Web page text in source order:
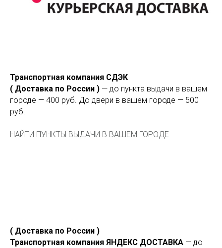
Транспортная компания СДЭК
( Доставка по России ) — до пункта выдачи в вашем
городе — 400 руб. До двери в вашем городе — 500
руб.
НАЙТИ ПУНКТЫ ВЫДАЧИ В ВАШЕМ ГОРОДЕ
( Доставка по России )
Транспортная компания ЯНДЕКС ДОСТАВКА — до